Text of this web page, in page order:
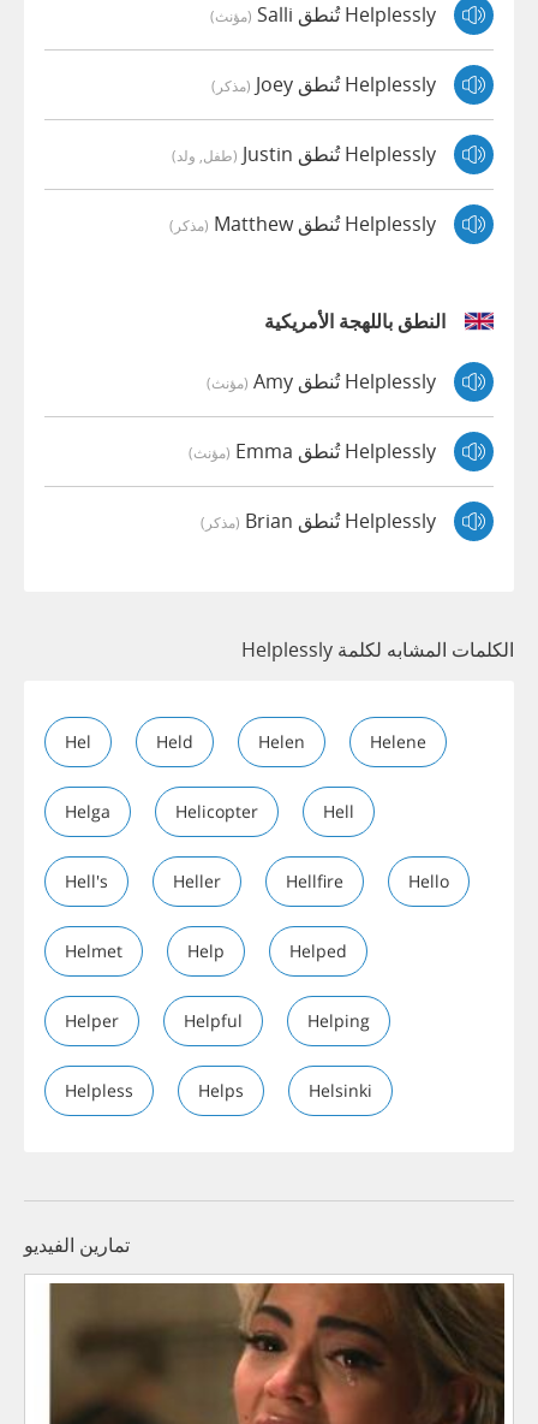
Helplessly تُنطق Salli (مؤنث)
Helplessly تُنطق Joey (مذكر)
Helplessly تُنطق Justin (طفل, ولد)
Helplessly تُنطق Matthew (مذكر)
النطق باللهجة الأمريكية
Helplessly تُنطق Amy (مؤنث)
Helplessly تُنطق Emma (مؤنث)
Helplessly تُنطق Brian (مذكر)
الكلمات المشابه لكلمة Helplessly
Hel Held Helen Helene
Helga Helicopter Hell
Hell's Heller Hellfire Hello
Helmet Help Helped
Helper Helpful Helping
Helpless Helps Helsinki
تمارين الفيديو